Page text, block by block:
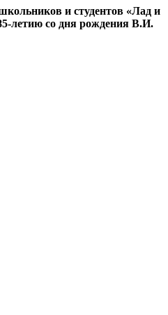
и студентов «Лад и
летию со дня рождения В.И.